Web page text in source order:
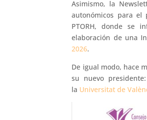
Asimismo, la
autonómicos para el
PTORH, donde se
elaboración de una
2026.
De igual modo, hace
su nuevo presidente:
la Universitat de